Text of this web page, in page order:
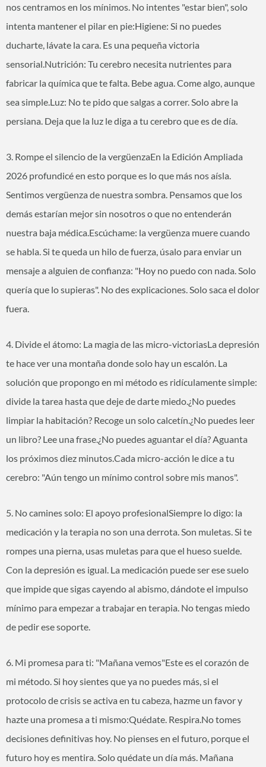
nos centramos en los mínimos. No intentes "estar bien", solo
intenta mantener el pilar en pie:Higiene: Si no puedes
ducharte, lávate la cara. Es una pequeña victoria
sensorial.Nutrición: Tu cerebro necesita nutrientes para
fabricar la química que te falta. Bebe agua. Come algo, aunque
sea simple.Luz: No te pido que salgas a correr. Solo abre la
persiana. Deja que la luz le diga a tu cerebro que es de día.
3. Rompe el silencio de la vergüenzaEn la Edición Ampliada
2026 profundicé en esto porque es lo que más nos aísla.
Sentimos vergüenza de nuestra sombra. Pensamos que los
demás estarían mejor sin nosotros o que no entenderán
nuestra baja médica.Escúchame: la vergüenza muere cuando
se habla. Si te queda un hilo de fuerza, úsalo para enviar un
mensaje a alguien de confianza: "Hoy no puedo con nada. Solo
quería que lo supieras". No des explicaciones. Solo saca el dolor
fuera.
4. Divide el átomo: La magia de las micro-victoriasLa depresión
te hace ver una montaña donde solo hay un escalón. La
solución que propongo en mi método es ridículamente simple:
divide la tarea hasta que deje de darte miedo.¿No puedes
limpiar la habitación? Recoge un solo calcetín.¿No puedes leer
un libro? Lee una frase.¿No puedes aguantar el día? Aguanta
los próximos diez minutos.Cada micro-acción le dice a tu
cerebro: "Aún tengo un mínimo control sobre mis manos".
5. No camines solo: El apoyo profesionalSiempre lo digo: la
medicación y la terapia no son una derrota. Son muletas. Si te
rompes una pierna, usas muletas para que el hueso suelde.
Con la depresión es igual. La medicación puede ser ese suelo
que impide que sigas cayendo al abismo, dándote el impulso
mínimo para empezar a trabajar en terapia. No tengas miedo
de pedir ese soporte.
6. Mi promesa para ti: "Mañana vemos"Este es el corazón de
mi método. Si hoy sientes que ya no puedes más, si el
protocolo de crisis se activa en tu cabeza, hazme un favor y
hazte una promesa a ti mismo:Quédate. Respira.No tomes
decisiones definitivas hoy. No pienses en el futuro, porque el
futuro hoy es mentira. Solo quédate un día más. Mañana